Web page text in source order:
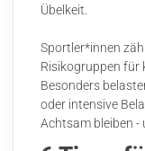
Übelkeit.
Sportler*innen
Risikogruppen für
Besonders
oder intensive
Achtsam bleiben -